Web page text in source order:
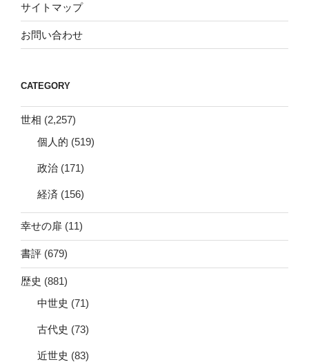
サイトマップ
お問い合わせ
CATEGORY
世相 (2,257)
個人的 (519)
政治 (171)
経済 (156)
幸せの扉 (11)
書評 (679)
歴史 (881)
中世史 (71)
古代史 (73)
近世史 (83)